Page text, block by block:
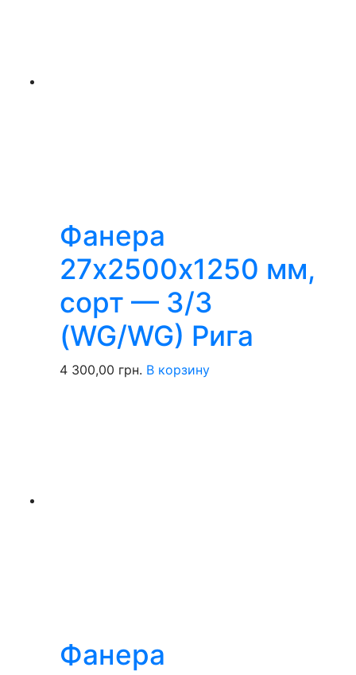
Фанера
27х2500х1250 мм,
сорт — 3/3
(WG/WG) Рига
4 300,00 грн. В корзину
Фанера